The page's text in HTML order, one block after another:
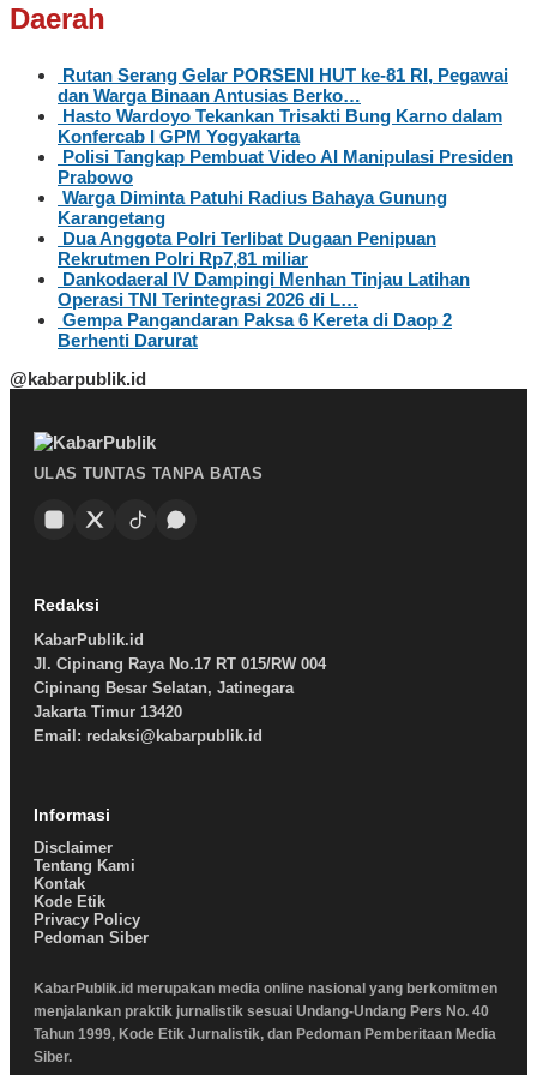
Daerah
Rutan Serang Gelar PORSENI HUT ke-81 RI, Pegawai
dan Warga Binaan Antusias Berko…
Hasto Wardoyo Tekankan Trisakti Bung Karno dalam
Konfercab I GPM Yogyakarta
Polisi Tangkap Pembuat Video AI Manipulasi Presiden
Prabowo
Warga Diminta Patuhi Radius Bahaya Gunung
Karangetang
Dua Anggota Polri Terlibat Dugaan Penipuan
Rekrutmen Polri Rp7,81 miliar
Dankodaeral IV Dampingi Menhan Tinjau Latihan
Operasi TNI Terintegrasi 2026 di L…
Gempa Pangandaran Paksa 6 Kereta di Daop 2
Berhenti Darurat
@kabarpublik.id
ULAS TUNTAS TANPA BATAS
Redaksi
KabarPublik.id
Jl. Cipinang Raya No.17 RT 015/RW 004
Cipinang Besar Selatan, Jatinegara
Jakarta Timur 13420
Email: redaksi@kabarpublik.id
Informasi
Disclaimer
Tentang Kami
Kontak
Kode Etik
Privacy Policy
Pedoman Siber
KabarPublik.id merupakan media online nasional yang berkomitmen
menjalankan praktik jurnalistik sesuai Undang-Undang Pers No. 40
Tahun 1999, Kode Etik Jurnalistik, dan Pedoman Pemberitaan Media
Siber.